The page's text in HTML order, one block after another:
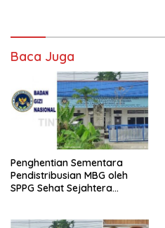
Baca Juga
Penghentian Sementara
Pendistribusian MBG oleh
SPPG Sehat Sejahtera